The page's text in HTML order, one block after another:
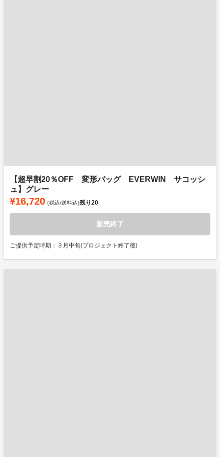
【超早割20％OFF 変形バッグ EVERWIN サコッシ
ュ】グレー
¥16,720 (税込/送料込)残り20
販売終了
ご提供予定時期：３月中旬(プロジェクト終了後)